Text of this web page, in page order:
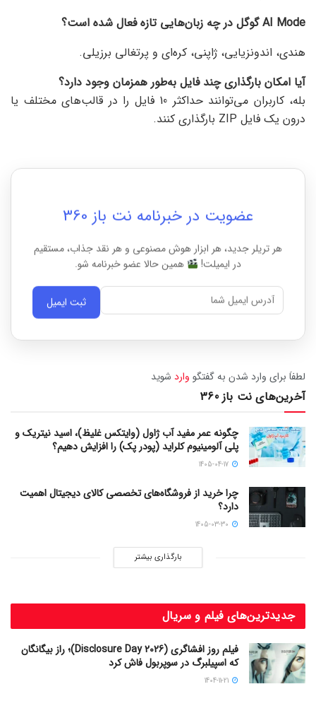
AI Mode گوگل در چه زبان‌هایی تازه فعال شده است؟
هندی، اندونزیایی، ژاپنی، کره‌ای و پرتغالی برزیلی.
آیا امکان بارگذاری چند فایل به‌طور همزمان وجود دارد؟
بله، کاربران می‌توانند حداکثر 10 فایل را در قالب‌های مختلف یا
درون یک فایل ZIP بارگذاری کنند.
عضویت در خبرنامه نت باز 360
هر تریلر جدید، هر ابزار هوش مصنوعی و هر نقد جذاب، مستقیم
در ایمیلت!
همین حالا عضو خبرنامه شو.
ثبت ایمیل
لطفاَ برای وارد شدن به گفتگو وارد شوید
آخرین‌های نت باز 360
چگونه عمر مفید آب ژاول (وایتکس غلیظ)، اسید نیتریک و
پلی آلومینیوم کلراید (پودر پک) را افزایش دهیم؟
چرا خرید از فروشگاه‌های تخصصی کالای دیجیتال اهمیت
دارد؟
بارگذاری بیشتر
جدیدترین‌های فیلم و سریال
فیلم روز افشاگری (Disclosure Day 2026)؛ راز بیگانگان
که اسپیلبرگ در سوپربول فاش کرد